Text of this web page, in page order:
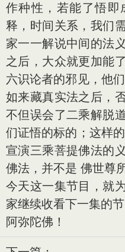
作种性，若能了悟
释，时间关系，我们
家一一解说中间的法
之后，大众就更加能
六识论者的邪见，他
如来藏真实法之后，
不但误会了二乘解脱
们证悟的标的；这样
宣演三乘菩提佛法的
佛法，并不是 佛世尊
今天这一集节目，就
家继续收看下一集的节
阿弥陀佛！